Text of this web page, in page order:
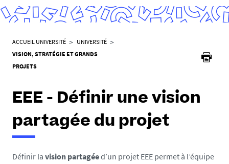
V
o
u
ê
t
s
i
ACCUEIL UNIVERSITÉ
UNIVERSITÉ
VISION, STRATÉGIE ET GRANDS
PROJETS
EEE - Définir une vision
partagée du projet
Définir la vision partagéed’un projet EEE permet à l’équipe